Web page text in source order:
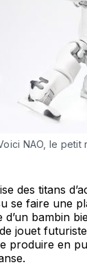
NAO, le petit
des titans
se faire une
d’un bambin
jouet
produire en